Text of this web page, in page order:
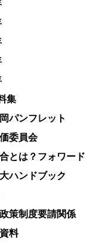
集
パンフレット
委員会
とは？フォワード
ハンドブック
策制度要請関係
料